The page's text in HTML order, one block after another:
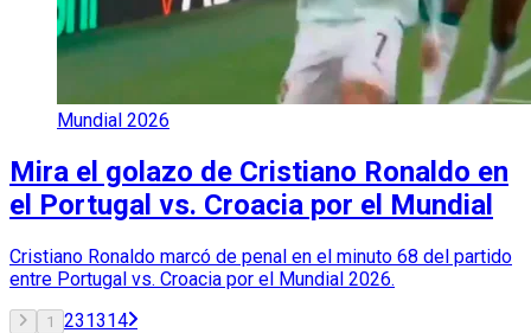
Mundial 2026
Mira el golazo de Cristiano Ronaldo en
el Portugal vs. Croacia por el Mundial
Cristiano Ronaldo marcó de penal en el minuto 68 del partido
entre Portugal vs. Croacia por el Mundial 2026.
1 231314